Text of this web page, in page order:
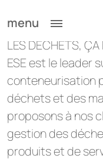
menu
LES DÉCHETS,
ESE est le leader
conteneurisation
déchets et des
proposons à nos
gestion des
produits et de